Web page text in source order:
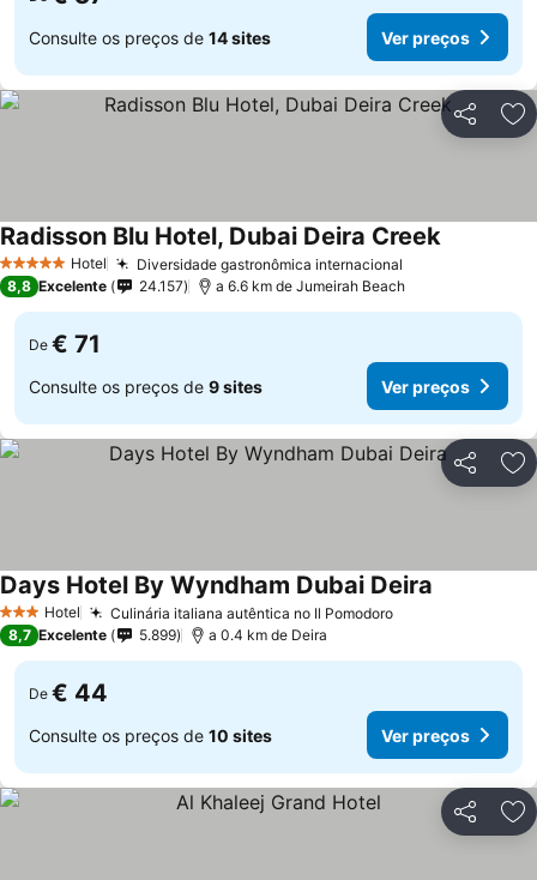
Consulte os preços de 14 sites Ver preços
Partilhar
5 Estrelas Hotel Diversidade gastronômica internacional
Radisson Blu Hotel, Dubai Deira Creek
8,8 Excelente 24.157 a 6.6 km de Jumeirah Beach
De € 71
Consulte os preços de 9 sites Ver preços
Partilhar
3 EstrelasHotel Culinária italiana autêntica no Il Pomodoro
Days Hotel By Wyndham Dubai Deira
8,7 Excelente 5.899 a 0.4 km de Deira
De € 44
Consulte os preços de 10 sites Ver preços
Partilhar